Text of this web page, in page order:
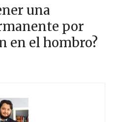
una
por
en el hombro?